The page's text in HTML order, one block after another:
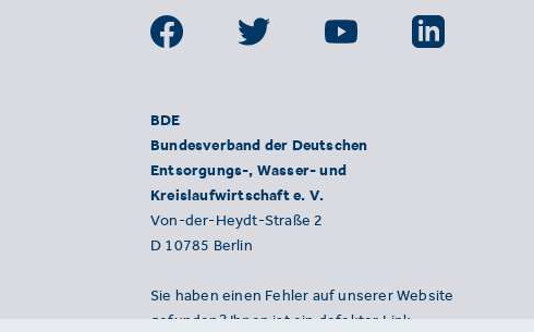
BDE
Bundesverband der Deutschen
Entsorgungs-, Wasser- und
Kreislaufwirtschaft e. V.
Von-der-Heydt-Straße 2
D 10785 Berlin
Sie haben einen Fehler auf unserer Website
gefunden? Ihnen ist ein defekter Link